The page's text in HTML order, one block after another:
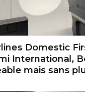
Domestic
International,
mais sans